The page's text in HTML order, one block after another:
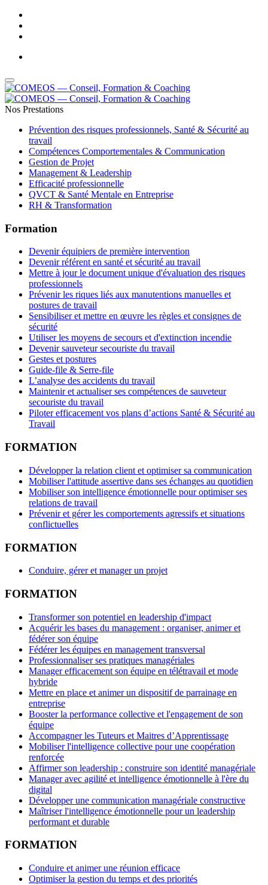
Nos Prestations
Prévention des risques professionnels, Santé & Sécurité au
travail
Compétences Comportementales & Communication
Gestion de Projet
Management & Leadership
Efficacité professionnelle
QVCT & Santé Mentale en Entreprise
RH & Transformation
Formation
Devenir équipiers de première intervention
Devenir référent en santé et sécurité au travail
Mettre à jour le document unique d'évaluation des risques
professionnels
Prévenir les riques liés aux manutentions manuelles et
postures de travail
Sensibiliser et mettre en œuvre les règles et consignes de
sécurité
Utiliser les moyens de secours et d'extinction incendie
Devenir sauveteur secouriste du travail
Gestes et postures
Guide-file & Serre-file
L’analyse des accidents du travail
Maintenir et actualiser ses compétences de sauveteur
secouriste du travail
Piloter efficacement vos plans d’actions Santé & Sécurité au
Travail
FORMATION
Développer la relation client et optimiser sa communication
Mobiliser l'attitude assertive dans ses échanges au quotidien
Mobiliser son intelligence émotionnelle pour optimiser ses
relations de travail
Prévenir et gérer les comportements agressifs et situations
conflictuelles
FORMATION
Conduire, gérer et manager un projet
FORMATION
Transformer son potentiel en leadership d'impact
Acquérir les bases du management : organiser, animer et
fédérer son équipe
Fédérer les équipes en management transversal
Professionnaliser ses pratiques managériales
Manager efficacement son équipe en télétravail et mode
hybride
Mettre en place et animer un dispositif de parrainage en
entreprise
Booster la performance collective et l'engagement de son
équipe
Accompagner les Tuteurs et Maitres d’Apprentissage
Mobiliser l'intelligence collective pour une coopération
renforcée
Affirmer son leadership : construire son identité managériale
Manager avec agilité et intelligence émotionnelle à l'ère du
digital
Développer une communication managériale constructive
Maîtriser l'intelligence émotionnelle pour un leadership
performant et durable
FORMATION
Conduire et animer une réunion efficace
Optimiser la gestion du temps et des priorités